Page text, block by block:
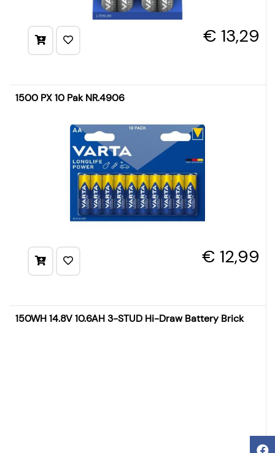
€ 13,29
1500 PX 10 Pak NR.4906
€ 12,99
150WH 14.8V 10.6AH 3-STUD Hi-Draw Battery Brick